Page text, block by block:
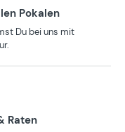
Pokalen
Du bei uns mit
Raten